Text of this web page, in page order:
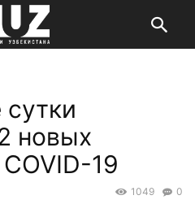
новых
19
0
1049